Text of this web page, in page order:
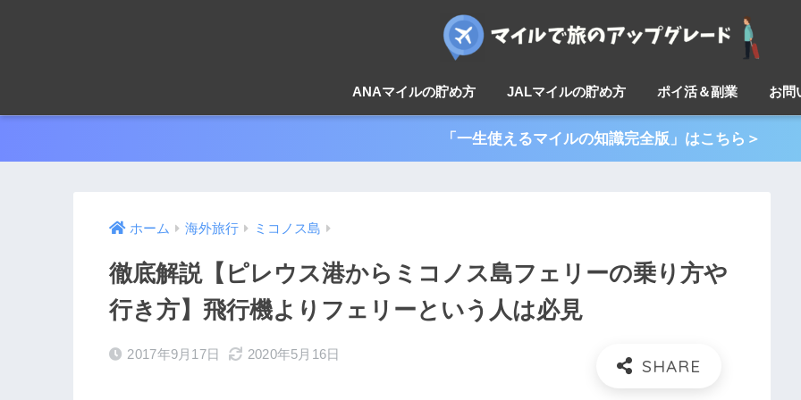
ANAマイルの貯め方 JALマイルの貯め方 ポイ活＆副業 お問
「一生使えるマイルの知識完全版」はこちら＞
ホーム 海外旅行 ミコノス島
徹底解説【ピレウス港からミコノス島フェリーの乗り方や
行き方】飛行機よりフェリーという人は必見
2017年9月17日 2020年5月16日